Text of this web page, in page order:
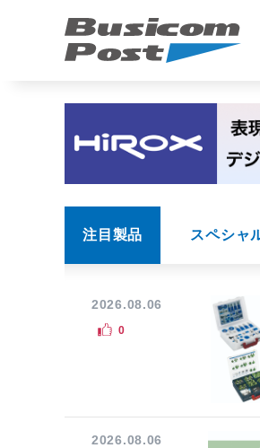
注目製品 スペシャ
2026.08.06
0
2026.08.06